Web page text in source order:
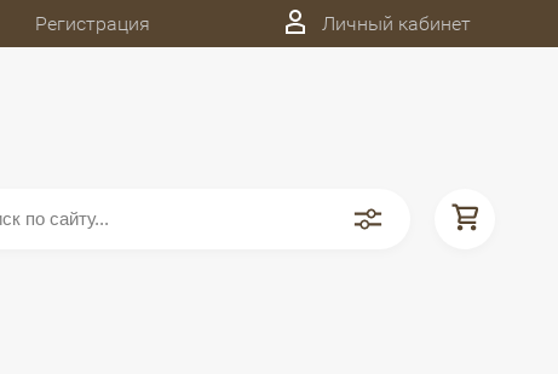
Регистрация Личный кабинет